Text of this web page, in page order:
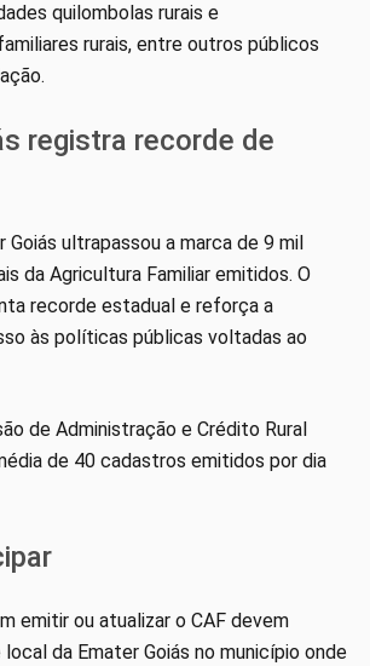
quilombolas rurais e
rurais, entre outros públicos
registra recorde de
Goiás ultrapassou a marca de 9 mil
da Agricultura Familiar emitidos. O
recorde estadual e reforça a
às políticas públicas voltadas ao
de Administração e Crédito Rural
de 40 cadastros emitidos por dia
emitir ou atualizar o CAF devem
local da Emater Goiás no município onde